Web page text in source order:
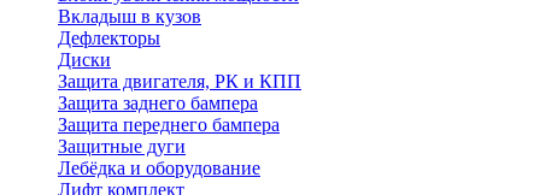
Вкладыш в кузов
Дефлекторы
Диски
Защита двигателя, РК и КПП
Защита заднего бампера
Защита переднего бампера
Защитные дуги
Лебёдка и оборудование
Лифт комплект